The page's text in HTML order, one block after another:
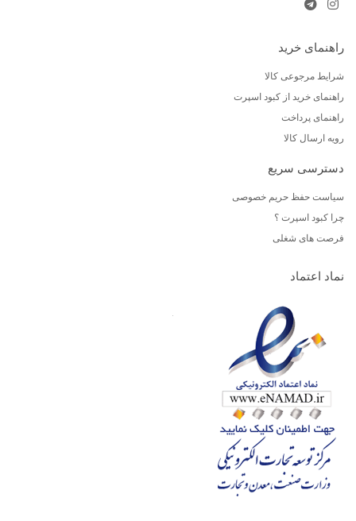
راهنمای خرید
شرایط مرجوعی کالا
راهنمای خرید از کبود اسپرت
راهنمای پرداخت
رویه ارسال کالا
دسترسی سریع
سیاست حفظ حریم خصوصی
چرا کبود اسپرت ؟
فرصت های شغلی
نماد اعتماد